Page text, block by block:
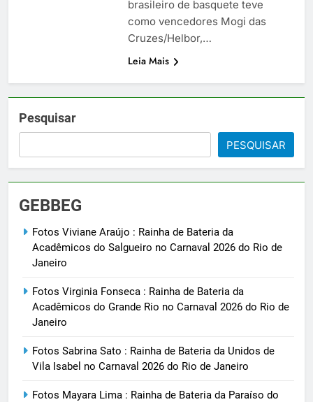
brasileiro de basquete teve
como vencedores Mogi das
Cruzes/Helbor,…
Leia Mais
Pesquisar
PESQUISAR
GEBBEG
Fotos Viviane Araújo : Rainha de Bateria da
Acadêmicos do Salgueiro no Carnaval 2026 do Rio de
Janeiro
Fotos Virginia Fonseca : Rainha de Bateria da
Acadêmicos do Grande Rio no Carnaval 2026 do Rio de
Janeiro
Fotos Sabrina Sato : Rainha de Bateria da Unidos de
Vila Isabel no Carnaval 2026 do Rio de Janeiro
Fotos Mayara Lima : Rainha de Bateria da Paraíso do